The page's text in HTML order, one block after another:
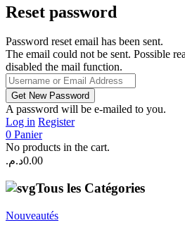
Reset password
Password reset email has been sent.
The email could not be sent. Possible
disabled the mail function.
A password will be e-mailed to you.
Log in Register
0 Panier
No products in the cart.
0.00د.م.
Tous les Catégories
Nouveautés